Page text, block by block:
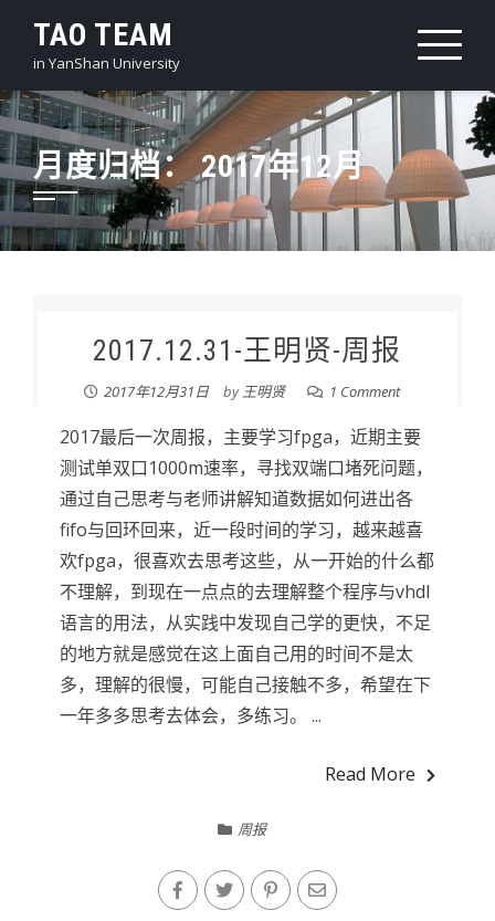
content
TAO TEAM
in YanShan University
月度归档：2017年12月
2017.12.31-王明贤-周报
2017年12月31日 by王明贤 1 Comment
2017最后一次周报，主要学习fpga，近期主要
测试单双口1000m速率，寻找双端口堵死问题，
通过自己思考与老师讲解知道数据如何进出各
fifo与回环回来，近一段时间的学习，越来越喜
欢fpga，很喜欢去思考这些，从一开始的什么都
不理解，到现在一点点的去理解整个程序与vhdl
语言的用法，从实践中发现自己学的更快，不足
的地方就是感觉在这上面自己用的时间不是太
多，理解的很慢，可能自己接触不多，希望在下
一年多多思考去体会，多练习。 ...
Read More
周报